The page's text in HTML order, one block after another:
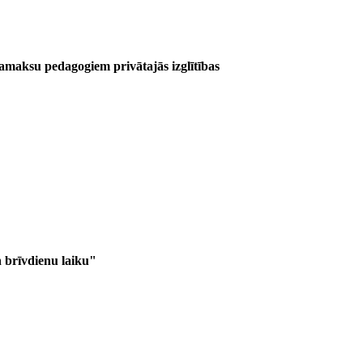
pedagogiem privātajās izglītības
brīvdienu laiku"